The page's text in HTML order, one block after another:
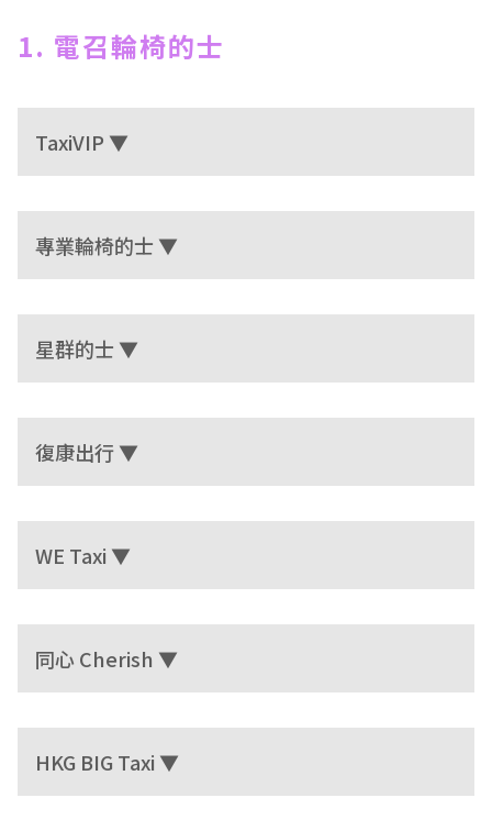
1. 電召輪椅的士
TaxiVIP ▼
專業輪椅的士 ▼
星群的士 ▼
復康出行 ▼
WE Taxi ▼
同心 Cherish ▼
HKG BIG Taxi ▼